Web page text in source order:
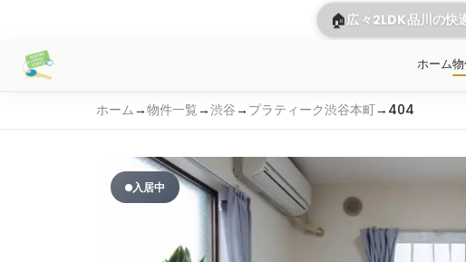
🏠広々2LDK品川の快
ホーム
ホーム→物件一覧→渋谷→ プラティーク渋谷本町→ 404
入居中